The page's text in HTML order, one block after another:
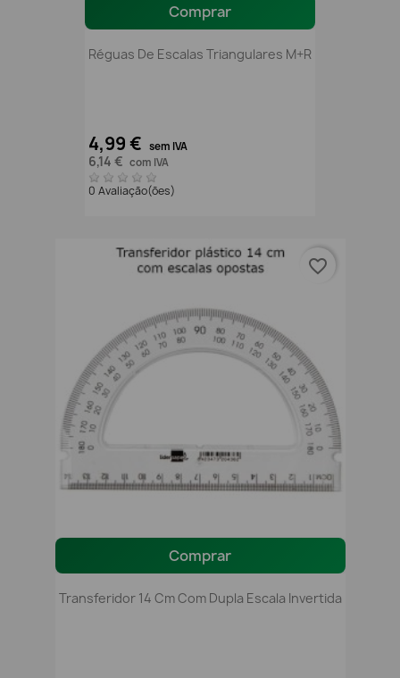
Comprar
Réguas De Escalas Triangulares M+R
4,99 € sem IVA
6,14 € com IVA
0 Avaliação(ões)
Comprar
Transferidor 14 Cm Com Dupla Escala Invertida
favorite_border